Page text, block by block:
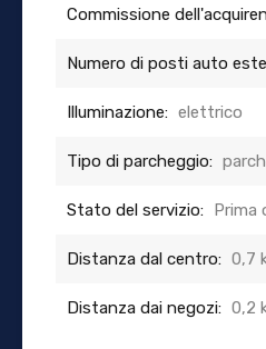
Commissione
Numero di posti auto
Illuminazione: elettrico
Tipo di parcheggio:
Stato del servizio: Prima
Distanza dal centro: 0,7
Distanza dai negozi: 0,2